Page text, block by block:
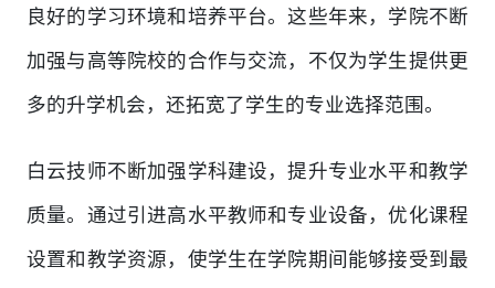
良好的学习环境和培养平台。这些年来，学院不断
加强与高等院校的合作与交流，不仅为学生提供更
多的升学机会，还拓宽了学生的专业选择范围。
白云技师不断加强学科建设，提升专业水平和教学
质量。通过引进高水平教师和专业设备，优化课程
设置和教学资源，使学生在学院期间能够接受到最